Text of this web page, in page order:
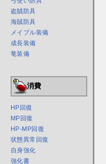
盗賊防具
海賊防具
メイプル装備
成長装備
竜装備
消費
HP回復
MP回復
HP-MP回復
状態異常回復
自身強化
強化書